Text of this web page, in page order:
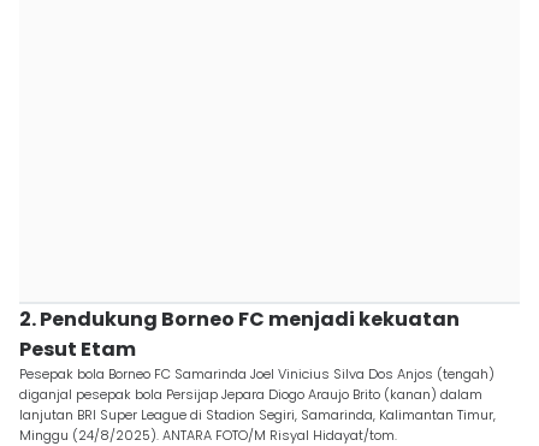
2. Pendukung Borneo FC menjadi kekuatan
Pesut Etam
Pesepak bola Borneo FC Samarinda Joel Vinicius Silva Dos Anjos (tengah)
diganjal pesepak bola Persijap Jepara Diogo Araujo Brito (kanan) dalam
lanjutan BRI Super League di Stadion Segiri, Samarinda, Kalimantan Timur,
Minggu (24/8/2025). ANTARA FOTO/M Risyal Hidayat/tom.